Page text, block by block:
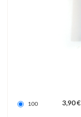
100 3,90 €